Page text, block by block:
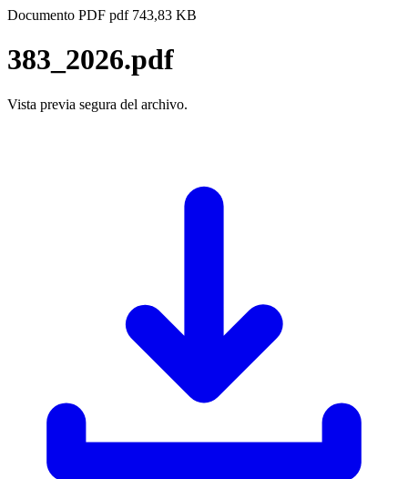
Documento PDF pdf 743,83 KB
383_2026.pdf
Vista previa segura del archivo.